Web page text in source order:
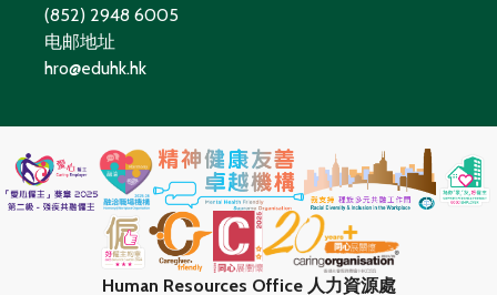
(852) 2948 6005
电邮地址
hro@eduhk.hk
Human Resources Office 人力資源處